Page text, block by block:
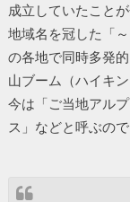
成立していたことが
地域名を冠した「
の各地で同時多発
山ブーム（ハイキ
今は「ご当地アル
ス」などと呼ぶので